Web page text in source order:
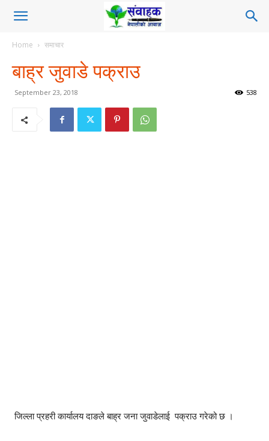
Home समाचार
बाह्र जुवाडे पक्राउ
September 23, 2018 538
जिल्ला प्रहरी कार्यालय दाङले बाह्र जना जुवाडेलाई पक्राउ गरेको छ ।